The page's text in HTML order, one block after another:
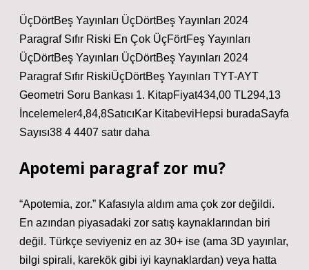
ÜçDörtBeş Yayınları ÜçDörtBeş Yayınları 2024
Paragraf Sıfır Riski En Çok ÜçFörtFeş Yayınları
ÜçDörtBeş Yayınları ÜçDörtBeş Yayınları 2024
Paragraf Sıfır RiskiÜçDörtBeş Yayınları TYT-AYT
Geometri Soru Bankası 1. KitapFiyat434,00 TL294,13
İncelemeler4,84,8SatıcıKar KitabeviHepsi buradaSayfa
Sayısı38 4 4407 satır daha
Apotemi paragraf zor mu?
“Apotemia, zor.” Kafasıyla aldım ama çok zor değildi.
En azından piyasadaki zor satış kaynaklarından biri
değil. Türkçe seviyeniz en az 30+ ise (ama 3D yayınlar,
bilgi spirali, karekök gibi iyi kaynaklardan) veya hatta